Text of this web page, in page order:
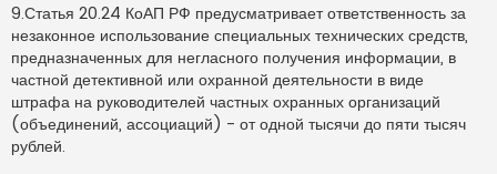
9.Статья 20.24 КоАП РФ предусматривает ответственность за
незаконное использование специальных технических средств,
предназначенных для негласного получения информации, в
частной детективной или охранной деятельности в виде
штрафа на руководителей частных охранных организаций
(объединений, ассоциаций) - от одной тысячи до пяти тысяч
рублей.